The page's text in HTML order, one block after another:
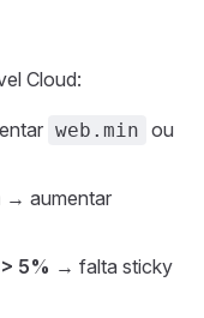
Cloud:
web.min ou
→ aumentar
5% → falta sticky